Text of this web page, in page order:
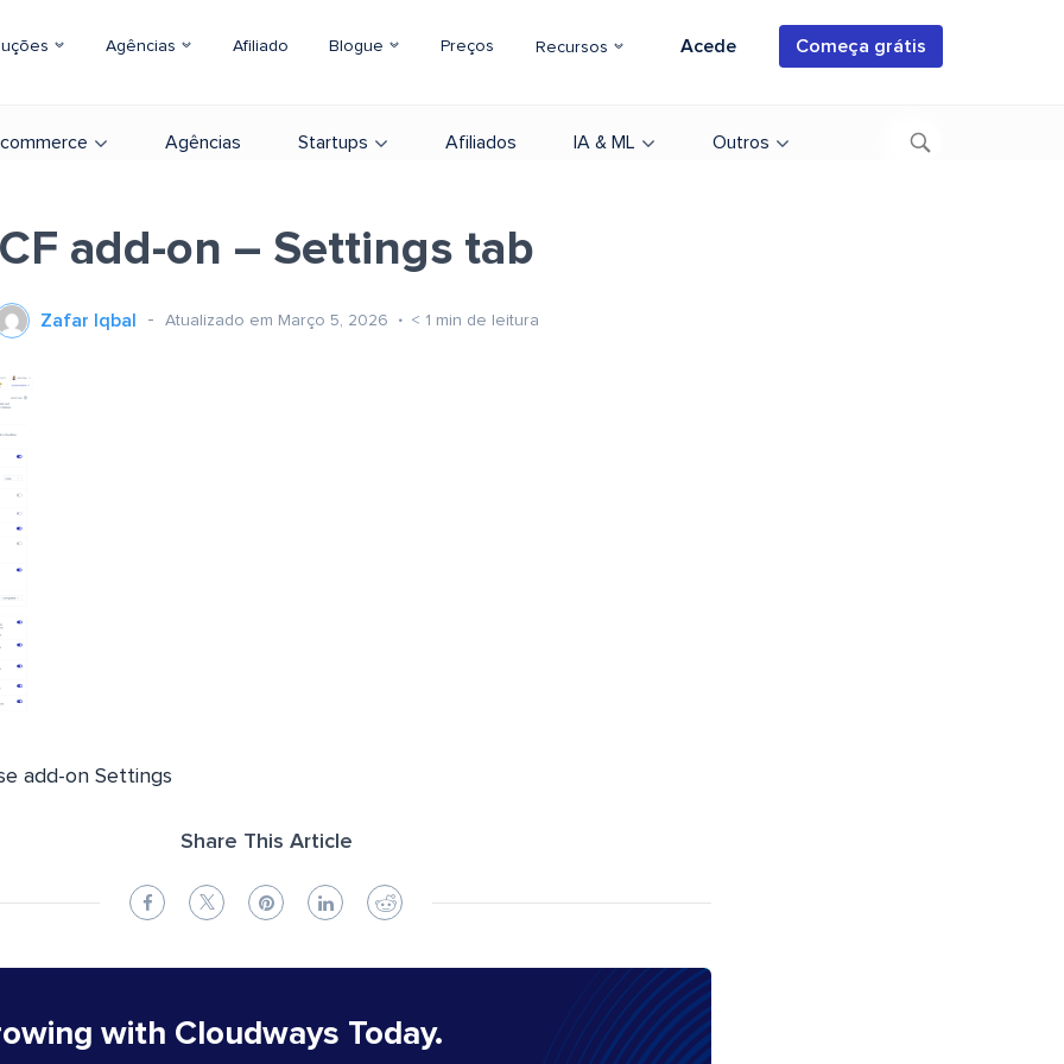
Agências Afiliado Blogue Preços Recursos Acede Começa grátis
Agências Startups Afiliados IA & ML Outros
add-on – Settings tab
Zafar Iqbal Atualizado em Março 5, 2026 < 1 min de leitura
add-on Settings
Share This Article
with Cloudways Today.